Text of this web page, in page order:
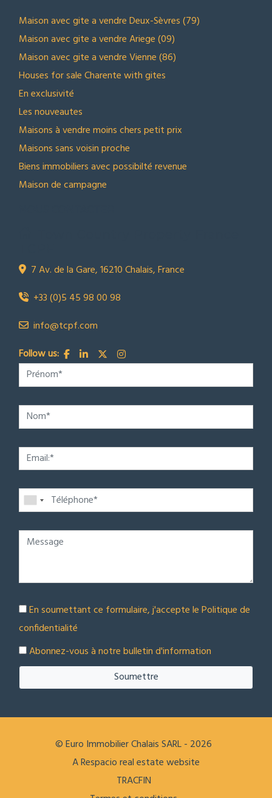
Maison avec gite a vendre Deux-Sèvres (79)
Maison avec gite a vendre Ariege (09)
Maison avec gite a vendre Vienne (86)
Houses for sale Charente with gites
En exclusivité
Les nouveautes
Maisons à vendre moins chers petit prix
Maisons sans voisin proche
Biens immobiliers avec possibilté revenue
Maison de campagne
7 Av. de la Gare, 16210 Chalais, France
+33 (0)5 45 98 00 98
info@tcpf.com
Follow us:
En soumettant ce formulaire, j'accepte lePolitique de
confidentialité
Abonnez-vous à notre bulletin d'information
Soumettre
© Euro Immobilier Chalais SARL - 2026
A Respacio real estate website
TRACFIN